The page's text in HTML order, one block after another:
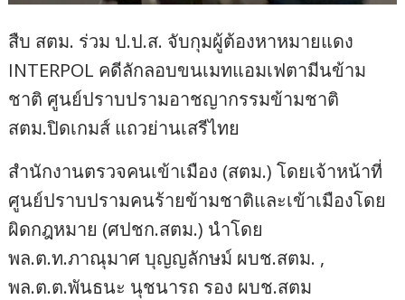
สืบ สตม. ร่วม ป.ป.ส. จับกุมผู้ต้องหาหมายแดง
INTERPOL คดีลักลอบขนเมทแอมเฟตามีนข้าม
ชาติ ศูนย์ปราบปรามอาชญากรรมข้ามชาติ
สตม.ปิดเกมส์ แถวย่านเสรีไทย
สำนักงานตรวจคนเข้าเมือง (สตม.) โดยเจ้าหน้าที่
ศูนย์ปราบปรามคนร้ายข้ามชาติและเข้าเมืองโดย
ผิดกฎหมาย (ศปชก.สตม.) นำโดย
พล.ต.ท.ภาณุมาศ บุญญลักษม์ ผบช.สตม. ,
พล.ต.ต.พันธนะ นุชนารถ รอง ผบช.สตม